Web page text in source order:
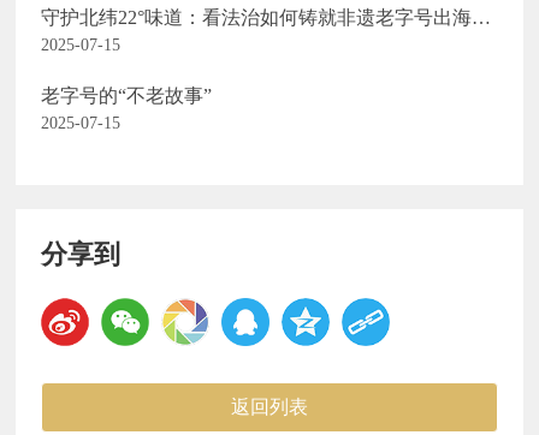
守护北纬22°味道：看法治如何铸就非遗老字号出海
路……
2025-07-15
老字号的“不老故事”
2025-07-15
分享到
返回列表